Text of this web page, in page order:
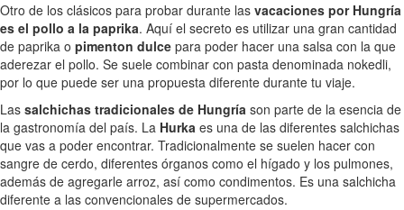
Otro de los clásicos para probar durante las vacaciones por Hungría
es el pollo a la paprika. Aquí el secreto es utilizar una gran cantidad
de paprika o pimenton dulce para poder hacer una salsa con la que
aderezar el pollo. Se suele combinar con pasta denominada nokedli,
por lo que puede ser una propuesta diferente durante tu viaje.
Las salchichas tradicionales de Hungría son parte de la esencia de
la gastronomía del país. La Hurka es una de las diferentes salchichas
que vas a poder encontrar. Tradicionalmente se suelen hacer con
sangre de cerdo, diferentes órganos como el hígado y los pulmones,
además de agregarle arroz, así como condimentos. Es una salchicha
diferente a las convencionales de supermercados.